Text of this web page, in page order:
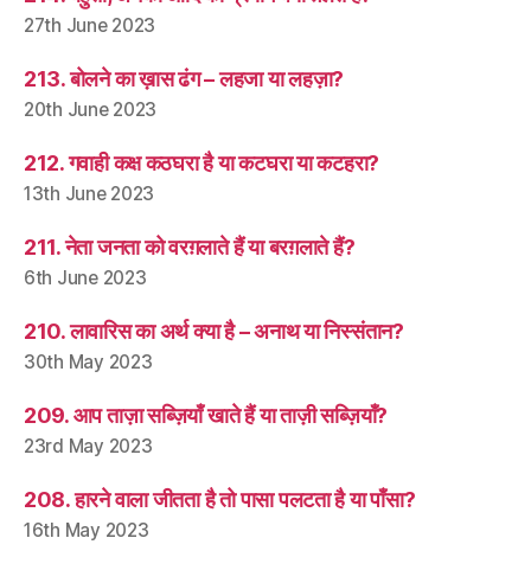
27th June 2023
213. बोलने का ख़ास ढंग – लहजा या लहज़ा?
20th June 2023
212. गवाही कक्ष कठघरा है या कटघरा या कटहरा?
13th June 2023
211. नेता जनता को वरग़लाते हैं या बरग़लाते हैं?
6th June 2023
210. लावारिस का अर्थ क्या है – अनाथ या निस्संतान?
30th May 2023
209. आप ताज़ा सब्ज़ियाँ खाते हैं या ताज़ी सब्ज़ियाँ?
23rd May 2023
208. हारने वाला जीतता है तो पासा पलटता है या पाँसा?
16th May 2023